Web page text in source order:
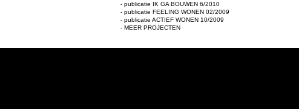
- publicatie IK GA BOUWEN 6/2010
- publicatie FEELING WONEN 02/2009
- publicatie ACTIEF WONEN 10/2009
- MEER PROJECTEN